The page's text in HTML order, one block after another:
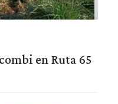
en Ruta 65